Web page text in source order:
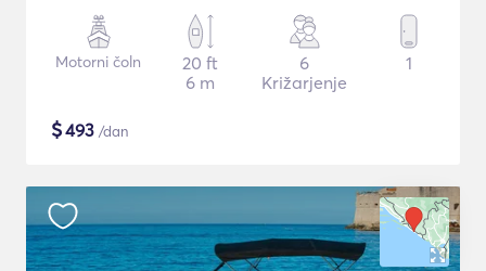
Motorni čoln
20 ft
6 m
6
Križarjenje
1
$493 /dan